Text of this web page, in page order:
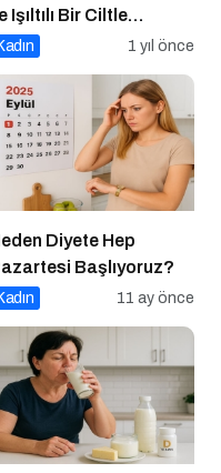
Işıltılı Bir Ciltle
Deyin
1 yıl önce
Diyete Hep
Başlıyoruz?
11 ay önce